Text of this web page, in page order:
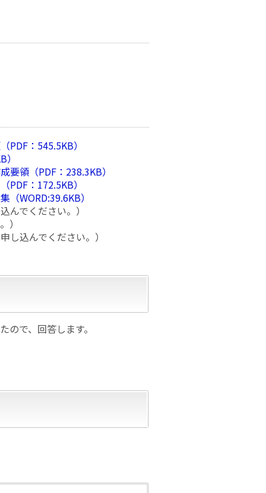
：545.5KB）
領（PDF：238.3KB）
：172.5KB）
WORD:39.6KB）
んでください。）
）
し込んでください。）
で、回答します。